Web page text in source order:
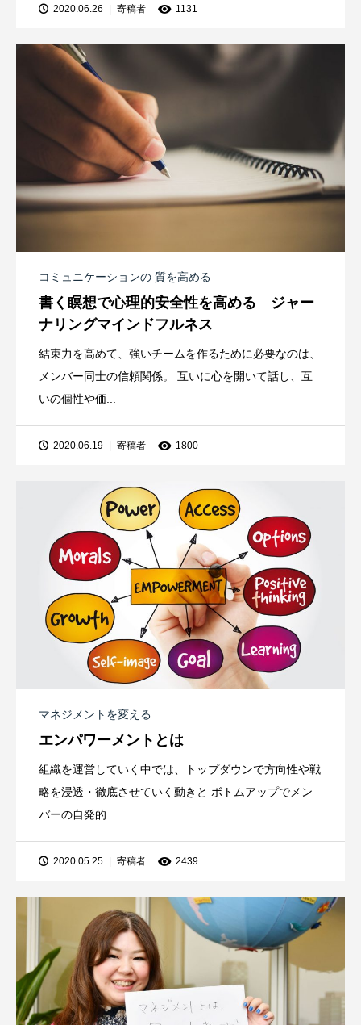
2020.06.26 寄稿者 1131
コミュニケーションの 質を高める
書く瞑想で心理的安全性を高める ジャー
ナリングマインドフルネス
結束力を高めて、強いチームを作るために必要なのは、
メンバー同士の信頼関係。 互いに心を開いて話し、互
いの個性や価...
2020.06.19 寄稿者 1800
マネジメントを変える
エンパワーメントとは
組織を運営していく中では、トップダウンで方向性や戦
略を浸透・徹底させていく動きと ボトムアップでメン
バーの自発的...
2020.05.25 寄稿者 2439